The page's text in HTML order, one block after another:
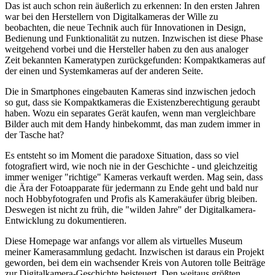
Das ist auch schon rein äußerlich zu erkennen: In den ersten Jahren
war bei den Herstellern von Digitalkameras der Wille zu
beobachten, die neue Technik auch für Innovationen in Design,
Bedienung und Funktionalität zu nutzen. Inzwischen ist diese Phase
weitgehend vorbei und die Hersteller haben zu den aus analoger
Zeit bekannten Kameratypen zurückgefunden: Kompaktkameras auf
der einen und Systemkameras auf der anderen Seite.
Die in Smartphones eingebauten Kameras sind inzwischen jedoch
so gut, dass sie Kompaktkameras die Existenzberechtigung geraubt
haben. Wozu ein separates Gerät kaufen, wenn man vergleichbare
Bilder auch mit dem Handy hinbekommt, das man zudem immer in
der Tasche hat?
Es entsteht so im Moment die paradoxe Situation, dass so viel
fotografiert wird, wie noch nie in der Geschichte - und gleichzeitig
immer weniger "richtige" Kameras verkauft werden. Mag sein, dass
die Ära der Fotoapparate für jedermann zu Ende geht und bald nur
noch Hobbyfotografen und Profis als Kamerakäufer übrig bleiben.
Deswegen ist nicht zu früh, die "wilden Jahre" der Digitalkamera-
Entwicklung zu dokumentieren.
Diese Homepage war anfangs vor allem als virtuelles Museum
meiner Kamerasammlung gedacht. Inzwischen ist daraus ein Projekt
geworden, bei dem ein wachsender Kreis von Autoren tolle Beiträge